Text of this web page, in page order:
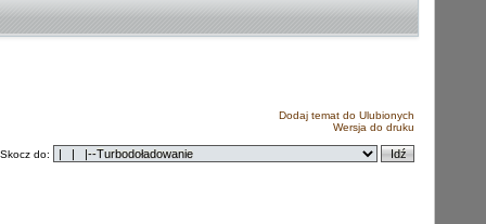
Dodaj temat do Ulubionych
Wersja do druku
Skocz do: